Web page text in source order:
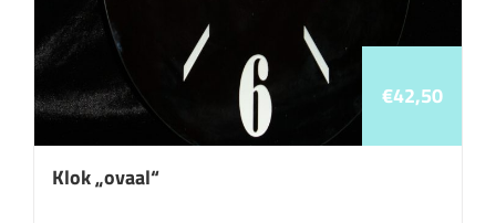
Klok „ovaal“
€42,50